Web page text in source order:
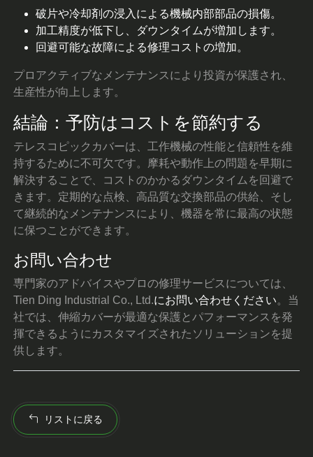
破片や冷却剤の浸入による機械内部部品の損傷。
加工精度が低下し、ダウンタイムが増加します。
回避可能な故障による修理コストの増加。
プロアクティブなメンテナンスにより投資が保護され、
生産性が向上します。
結論：予防はコストを節約する
テレスコピックカバーは、工作機械の性能と信頼性を維
持するために不可欠です。摩耗や動作上の問題を早期に
解決することで、コストのかかるダウンタイムを回避で
きます。定期的な点検、高品質な交換部品の供給、そし
て継続的なメンテナンスにより、機器を常に最高の状態
に保つことができます。
お問い合わせ
専門家のアドバイスやプロの修理サービスについては、
Tien Ding Industrial Co., Ltd.にお問い合わせください。当
社では、伸縮カバーが最適な保護とパフォーマンスを発
揮できるようにカスタマイズされたソリューションを提
供します。
リストに戻る